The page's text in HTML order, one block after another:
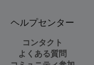
ヘルプセンター
コンタクト
よくある質問